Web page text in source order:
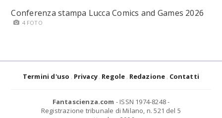
Conferenza stampa Lucca Comics and Games 2026
4 FOTO
Termini d'uso Privacy Regole Redazione Contatti
Fantascienza.com - ISSN 1974-8248 -
Registrazione tribunale di Milano, n. 521 del 5